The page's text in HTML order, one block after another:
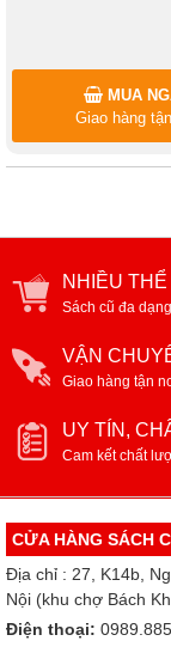
MUA
Giao hàng
NHIỀU
Sách cũ đa
VẬN
Giao hàng tận
UY TÍN,
Cam kết chất
CỬA HÀNG SÁCH
Địa chỉ : 27, K14b,
Nội (khu chợ Bách
Điện thoại: